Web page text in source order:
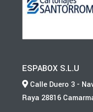
ESPABOX S.L.U
Calle Duero 3 -
Raya 28816